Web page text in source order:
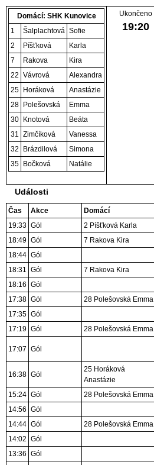
Domácí: SHK Kunovice
1
Šalplachtová Sofie
2
Píšťková
Karla
7
Rakova
Kira
22
Vávrová
Alexandra
25
Horáková
Anastázie
28
Polešovská
Emma
30
Knotová
Beáta
31
Zimčíková
Vanessa
32
Brázdilová
Simona
35
Bočková Natálie
Ukončeno
19:20
Události
Čas Akce Domácí
19:33 Gól 2 Píšťková Karla
18:49 Gól 7 Rakova Kira
18:44 Gól
18:31
Gól 7 Rakova Kira
18:16
Gól
17:38 Gól 28 Polešovská Emma
17:35 Gól
17:19 Gól 28 Polešovská Emma
17:07 Gól
16:38 Gól
25 Horáková
Anastázie
15:24 Gól 28 Polešovská Emma
14:56
Gól
14:44 Gól 28 Polešovská Emma
14:02
Gól
13:36
Gól